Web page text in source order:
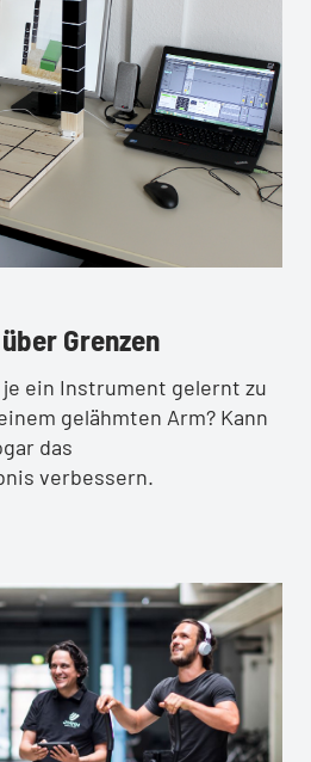
Grenzen
je ein Instrument gelernt zu
gelähmten Arm? Kann
das
verbessern.